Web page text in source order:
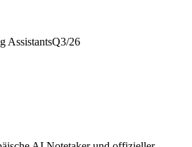
AssistantsQ3/26